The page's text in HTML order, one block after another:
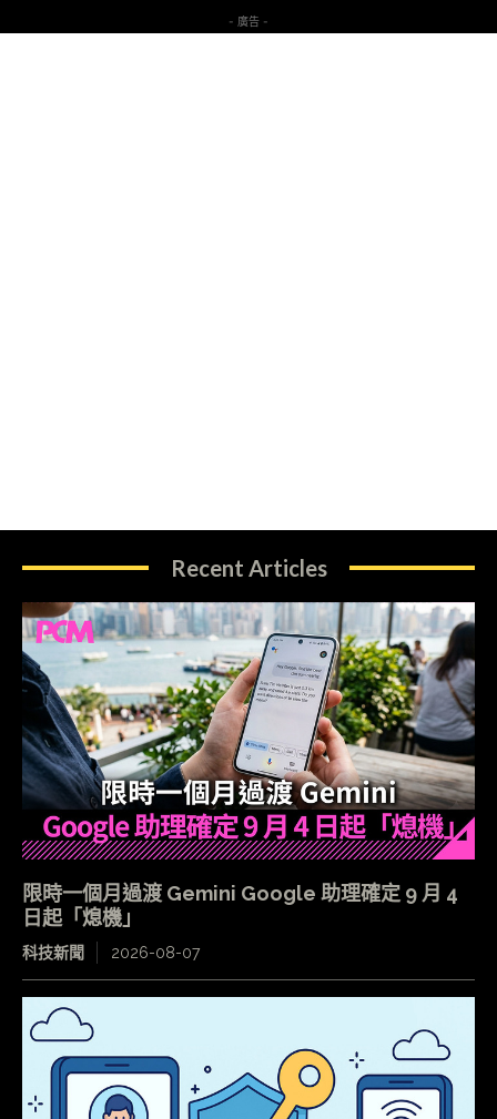
- 廣告 -
Recent Articles
限時一個月過渡 Gemini Google 助理確定 9 月 4
日起「熄機」
科技新聞 2026-08-07